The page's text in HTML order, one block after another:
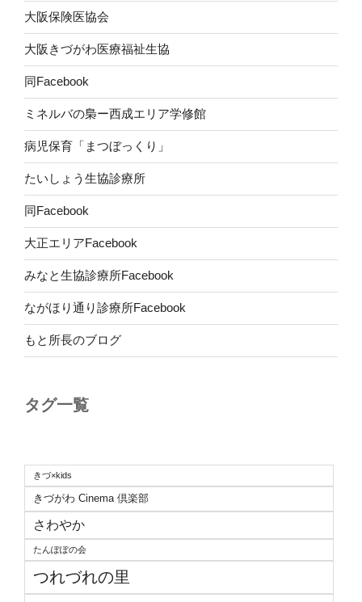
大阪保険医協会
大阪きづがわ医療福祉生協
同Facebook
ミネルバの梟ー西成エリア学修館
病児保育「まつぼっくり」
たいしょう生協診療所
同Facebook
大正エリアFacebook
みなと生協診療所Facebook
ながほり通り診療所Facebook
もと所長のブログ
タグ一覧
きづ×kids
きづがわ Cinema 倶楽部
さわやか
たんぽぽの会
つれづれの里